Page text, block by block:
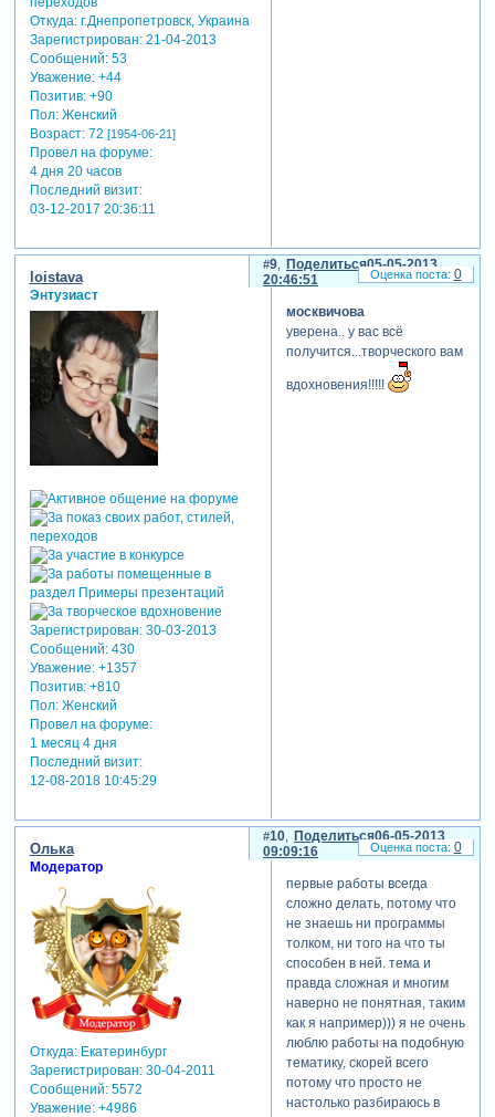
Откуда:г.Днепропетровск, Украина
Зарегистрирован: 21-04-2013
Сообщений:53
Уважение: +44
Позитив: +90
Пол:Женский
Возраст:72 [1954-06-21]
Провел на форуме:
4 дня 20 часов
Последний визит:
03-12-2017 20:36:11
Поделиться
9
05-05-2013
20:46:51
loistava
Энтузиаст
Зарегистрирован: 30-03-2013
Сообщений:430
Уважение: +1357
Позитив: +810
Пол:Женский
Провел на форуме:
1 месяц 4 дня
Последний визит:
12-08-2018 10:45:29
москвичова
уверена.. у вас всё
получится...творческого вам
вдохновения!!!!!
0
Поделиться
10
06-05-2013
09:09:16
Олька
Модератор
Откуда:Екатеринбург
Зарегистрирован: 30-04-2011
Сообщений:5572
Уважение: +4986
первые работы всегда
сложно делать, потому что
не знаешь ни программы
толком, ни того на что ты
способен в ней. тема и
правда сложная и многим
наверно не понятная, таким
как я например))) я не очень
люблю работы на подобную
тематику, скорей всего
потому что просто не
настолько разбираюсь в
0